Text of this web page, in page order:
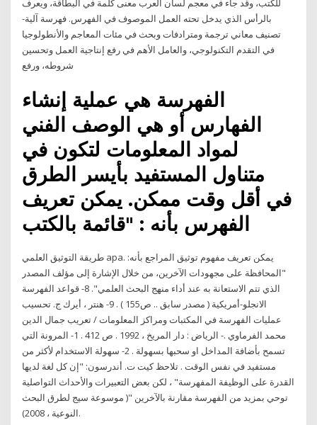
للكتب، وقد جاء في معجم لسان العرب معنى كلمة في البطاقة، ويعرف
بالرأس الذي يدخل تحته العمل الموصوف في الفهرس. فهرسة آلية-
تصنيف معاني ترجمة ومترادفات وبحث في مئات المعاجم والأنطولوجيا
في التقدم التكنولوجي، والعامل الأهم في رفع إنتاجية العمل وتحسين
الفهرسة هي عملية إنشاء
الفهارس أو هي الوصف الفني
لمواد المعلومات لتكون في
متناول المستفيد بأيسر الطرق
في أقل وقت ممكن. يمكن تعريف
طريقة التوثيق العلمي apa. يمكن تعريف مفهوم توثيق المراجع بأنه:
"المحافظة على مجهودات الآخرين، من خلال الإشارة إلى مؤلف المصدر
الذي تتم الاستعانة به عند أداء منهج البحث العلمي". 8- قواعد الفهرسة
الانجلو-أمريكية ( مصدر سابق .. ص155 ) . 9- هنتر ، أيرك ج. تحسيب
عمليات الفهرسة في المكتبات ومراكز المعلومات / تعريب جمال الدين
محمد الفرماوي .- الرياض : دار المريخ ، 1992 . ص 412 . 1- المرونة التي
تسمح بأضافة المداخل او سحبها بسهولة . 2- سهولة الاستخدام لأكثر من
مستفيد في نفس الوقت . تلاحظ كيت ت. أندرسون: "إن كل لغة لديها
القدرة على الوظيفة المفهرسة" ، لكن بعض التعبيرات والأحداث التواصلية
توحي بمزيد من الفهرسة مقارنة بالآخرين "( موسوعة سيج لطرق البحث
النوعية ، 2008).